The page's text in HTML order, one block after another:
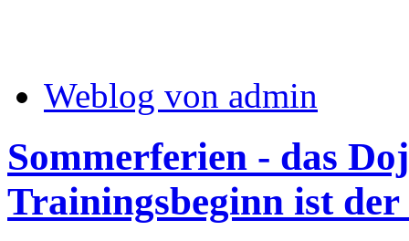
Weblog von admin
Sommerferien - das
Trainingsbeginn ist der